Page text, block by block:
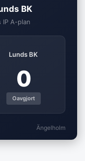
BK
IP A-plan
Lunds BK
0
Oavgjort
Ängelholm